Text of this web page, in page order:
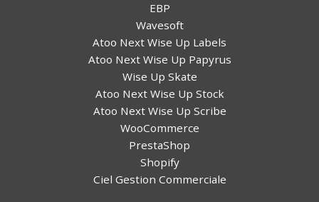
EBP
Wavesoft
Atoo Next Wise Up Labels
Atoo Next Wise Up Papyrus
Wise Up Skate
Atoo Next Wise Up Stock
Atoo Next Wise Up Scribe
WooCommerce
PrestaShop
Shopify
Ciel Gestion Commerciale